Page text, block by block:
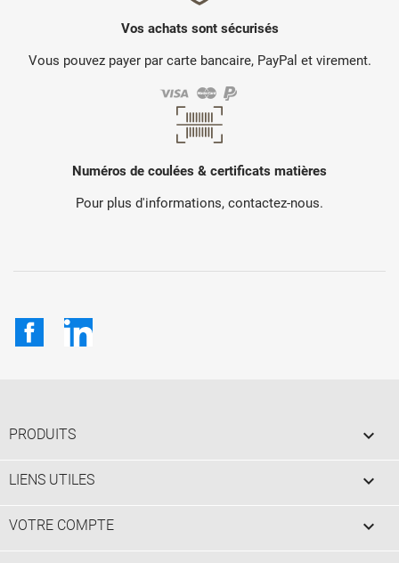
Vos achats sont sécurisés
Vous pouvez payer par carte bancaire, PayPal et virement.
Numéros de coulées & certificats matières
Pour plus d'informations, contactez-nous.
FacebookLinkedIn
PRODUITS 
LIENS UTILES 
VOTRE COMPTE 